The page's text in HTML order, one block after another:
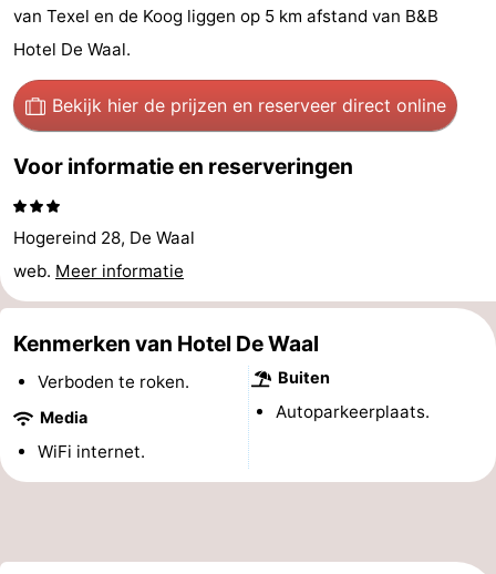
Mooiste
uitkijkpunten
Overnachten
-
Bosch
en
Zee
-
De
Vlijt
-
Hoeve
-
en
Strandhuys
-
van Texel en de Koog liggen op 5 km afstand van B&B
Hotel De Waal.
Bekijk hier de prijzen en reserveer direct online
Voor informatie en reserveringen
Hogereind 28, De Waal
web. Meer informatie
Kenmerken van Hotel De Waal
Verboden te roken.
Media
WiFi internet.
Buiten
Autoparkeerplaats.